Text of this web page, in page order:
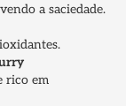
a saciedade.
rico em